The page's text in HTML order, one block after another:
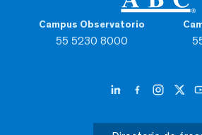
Campus Observatorio
55 5230 8000